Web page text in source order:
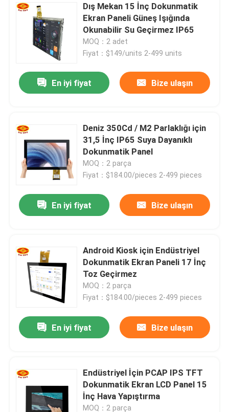
Dış Mekan 15 İnç Dokunmatik
Ekran Paneli Güneş Işığında
Okunabilir Su Geçirmez IP65
MOQ：2 adet
Fiyat：$149/units 2-499 units
En iyi fiyat Bize ulaşın
Deniz 350Cd / M2 Parlaklığı için
31,5 İnç IP65 Suya Dayanıklı
Dokunmatik Panel
MOQ：2 parça
Fiyat：$184.00/pieces 2-499 pieces
En iyi fiyat Bize ulaşın
Android Kiosk için Endüstriyel
Dokunmatik Ekran Paneli 17 İnç
Toz Geçirmez
MOQ：2 parça
Fiyat：$184.00/pieces 2-499 pieces
En iyi fiyat Bize ulaşın
Endüstriyel İçin PCAP IPS TFT
Dokunmatik Ekran LCD Panel 15
İnç Hava Yapıştırma
MOQ：2 parça